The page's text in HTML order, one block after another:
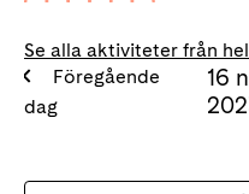
Se alla aktiviteter från
Föregående
dag
16